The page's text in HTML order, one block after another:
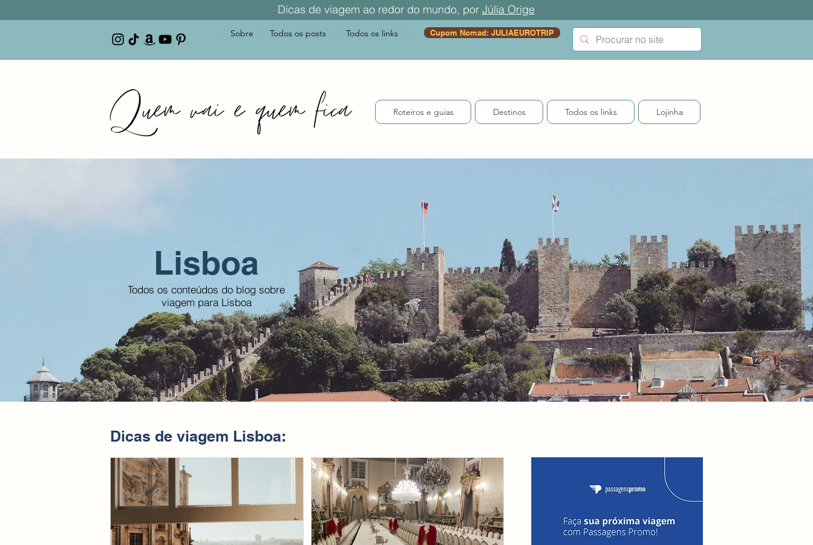
Dicas de viagem ao redor do mundo, por Júlia Orige
Sobre Todos os posts Todos os links Cupom Nomad: JULIAEUROTRIP
Roteiros e guias Destinos Todos os links Lojinha
Lisboa
Todos os conteúdos do blog sobre
viagem para Lisboa
Dicas de viagem Lisboa: